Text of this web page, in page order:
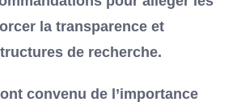
la transparence et
de recherche.
convenu de l’importance